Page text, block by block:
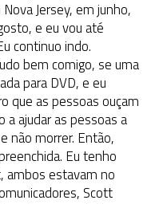
Jersey, em junho,
e eu vou até
continuo indo.
bem comigo, se uma
para DVD, e eu
que as pessoas ouçam
a ajudar as pessoas a
não morrer. Então,
Eu tenho
ambos estavam no
Scott